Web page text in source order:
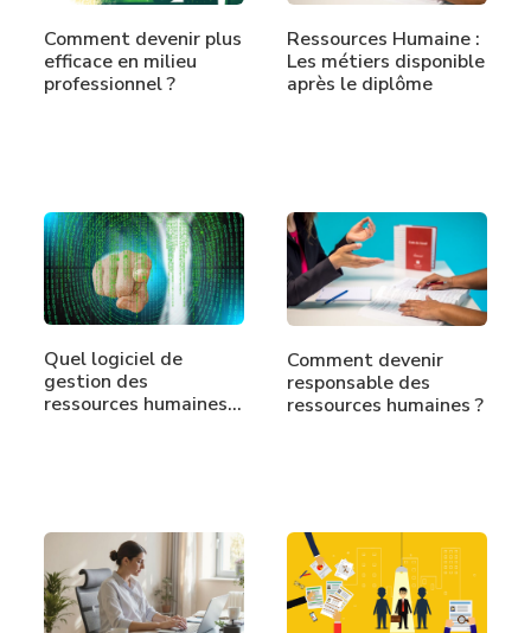
Comment devenir plus
efficace en milieu
professionnel ?
Ressources Humaine :
Les métiers disponible
après le diplôme
Quel logiciel de
gestion des
ressources humaines
Comment devenir
responsable des
ressources humaines ?